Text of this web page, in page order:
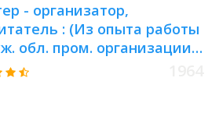
- организатор,
: (Из опыта работы
обл. пром. организации
по повышению